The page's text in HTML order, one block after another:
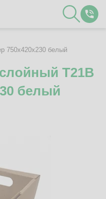
750x420x230 белый
Т21B
белый